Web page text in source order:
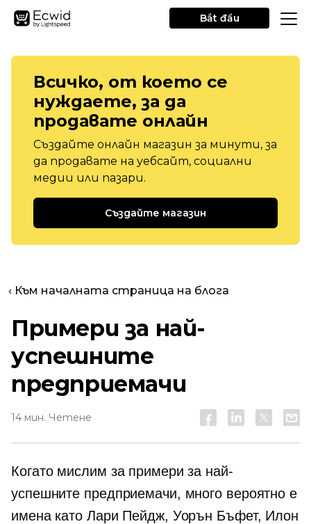
Bắt đầu
Всичко, от което се
нуждаете, за да
продавате онлайн
Създайте онлайн магазин за минути, за
да продавате на уебсайт, социални
медии или пазари.
Създайте магазин
‹ Към началната страница на блога
Примери за най-
успешните
предприемачи
14 мин. Четене
Когато мислим за примери за най-
успешните предприемачи, много вероятно е
имена като Лари Пейдж, Уорън Бъфет, Илон